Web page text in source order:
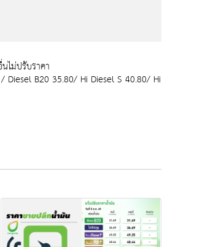
ไม่ปรับราคา
Diesel B20 35.80/ Hi Diesel S 40.80/ Hi